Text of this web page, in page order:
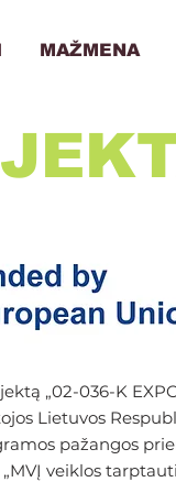
MAŽMENA
„02-036-K
Lietuvos
pažangos
veiklos